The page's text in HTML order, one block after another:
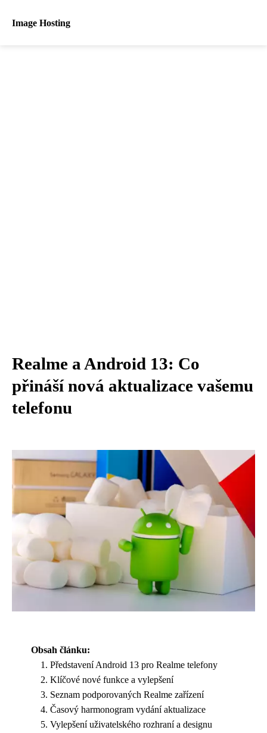
Image Hosting
Realme a Android 13: Co
přináší nová aktualizace vašemu
telefonu
Obsah článku:
Představení Android 13 pro Realme telefony
Klíčové nové funkce a vylepšení
Seznam podporovaných Realme zařízení
Časový harmonogram vydání aktualizace
Vylepšení uživatelského rozhraní a designu